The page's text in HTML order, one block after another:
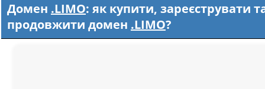
Домен .LIMO: як купити, зареєструвати
продовжити домен .LIMO?